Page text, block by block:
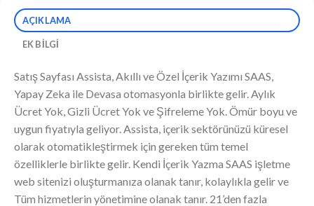
AÇIKLAMA
EK BILGI
Satış Sayfası Assista, Akıllı ve Özel İçerik Yazımı SAAS,
Yapay Zeka ile Devasa otomasyonla birlikte gelir. Aylık
Ücret Yok, Gizli Ücret Yok ve Şifreleme Yok. Ömür boyu ve
uygun fiyatıyla geliyor. Assista, içerik sektörünüzü küresel
olarak otomatikleştirmek için gereken tüm temel
özelliklerle birlikte gelir. Kendi İçerik Yazma SAAS işletme
web sitenizi oluşturmanıza olanak tanır, kolaylıkla gelir ve
Tüm hizmetlerin yönetimine olanak tanır. 21’den fazla